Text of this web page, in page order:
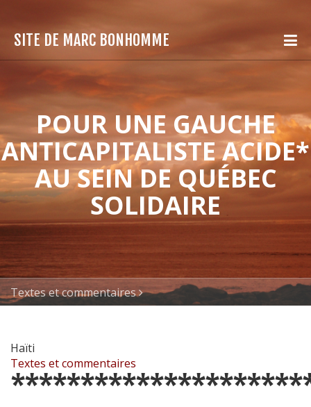
SITE DE MARC BONHOMME
POUR UNE GAUCHE
ANTICAPITALISTE ACIDE*
AU SEIN DE QUÉBEC
SOLIDAIRE
Textes et commentaires
Haïti
Textes et commentaires